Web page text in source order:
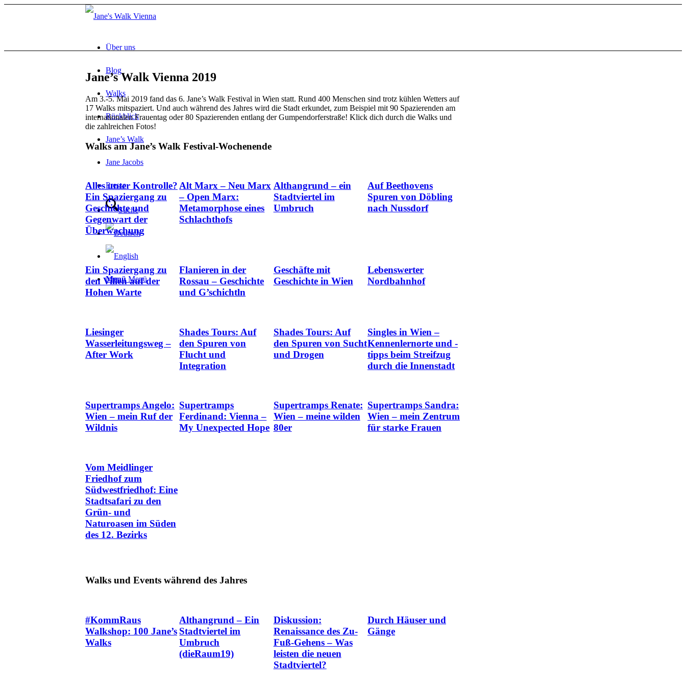
Über uns
Blog
Walks
Rückblick
Jane’s Walk
Jane Jacobs
Presse
Suche
Menü Menü
Jane’s Walk Vienna 2019
Am 3.-5. Mai 2019 fand das 6. Jane’s Walk Festival in Wien statt. Rund 400 Menschen sind trotz kühlen Wetters auf
17 Walks mitspaziert. Und auch während des Jahres wird die Stadt erkundet, zum Beispiel mit 90 Spazierenden am
internationalen Frauentag oder 80 Spazierenden entlang der Gumpendorferstraße! Klick dich durch die Walks und
die zahlreichen Fotos!
Walks am Jane’s Walk Festival-Wochenende
Alles unter Kontrolle?
Ein Spaziergang zu
Geschichte und
Gegenwart der
Überwachung
Alt Marx – Neu Marx
– Open Marx:
Metamorphose eines
Schlachthofs
Althangrund – ein
Stadtviertel im
Umbruch
Auf Beethovens
Spuren von Döbling
nach Nussdorf
Ein Spaziergang zu
den Villen auf der
Hohen Warte
Flanieren in der
Rossau – Geschichte
und G’schichtln
Geschäfte mit
Geschichte in Wien
Lebenswerter
Nordbahnhof
Liesinger
Wasserleitungsweg –
After Work
Shades Tours: Auf
den Spuren von
Flucht und
Integration
Shades Tours: Auf
den Spuren von Sucht
und Drogen
Singles in Wien –
Kennenlernorte und -
tipps beim Streifzug
durch die Innenstadt
Supertramps Angelo:
Wien – mein Ruf der
Wildnis
Supertramps
Ferdinand: Vienna –
My Unexpected Hope
Supertramps Renate:
Wien – meine wilden
80er
Supertramps Sandra:
Wien – mein Zentrum
für starke Frauen
Vom Meidlinger
Friedhof zum
Südwestfriedhof: Eine
Stadtsafari zu den
Grün- und
Naturoasen im Süden
des 12. Bezirks
Walks und Events während des Jahres
#KommRaus
Walkshop: 100 Jane’s
Walks
Althangrund – Ein
Stadtviertel im
Umbruch
(dieRaum19)
Diskussion:
Renaissance des Zu-
Fuß-Gehens – Was
leisten die neuen
Stadtviertel?
Durch Häuser und
Gänge